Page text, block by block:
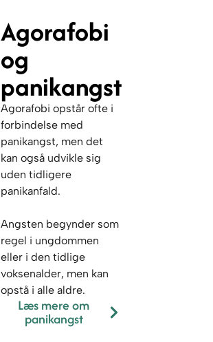
Agorafobi
og
panikangst
Agorafobi opstår ofte i
forbindelse med
panikangst, men det
kan også udvikle sig
uden tidligere
panikanfald.
Angsten begynder som
regel i ungdommen
eller i den tidlige
voksenalder, men kan
opstå i alle aldre.
Læs mere om
panikangst